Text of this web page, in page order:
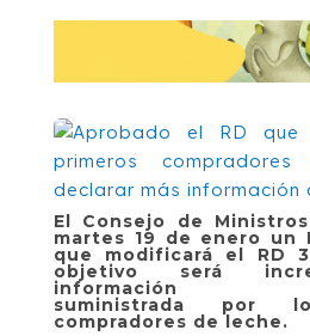
El Consejo de
martes 19 de enero un
que modificará el RD
objetivo será
información
suministrada por
compradores de leche.